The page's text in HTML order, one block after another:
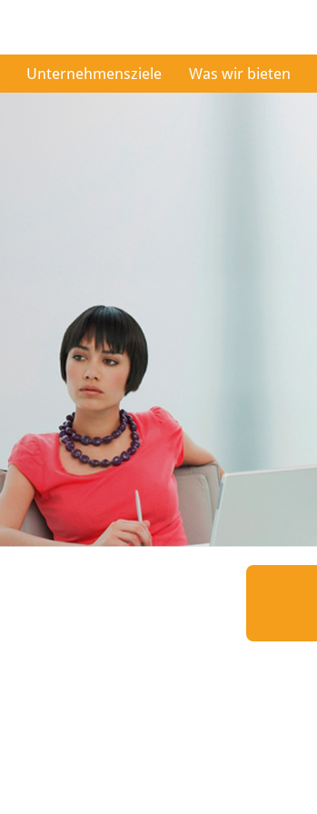
Unternehmensziele Was wir bieten